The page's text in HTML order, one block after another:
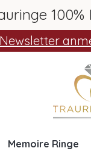
Newsletter
Memoire Ringe